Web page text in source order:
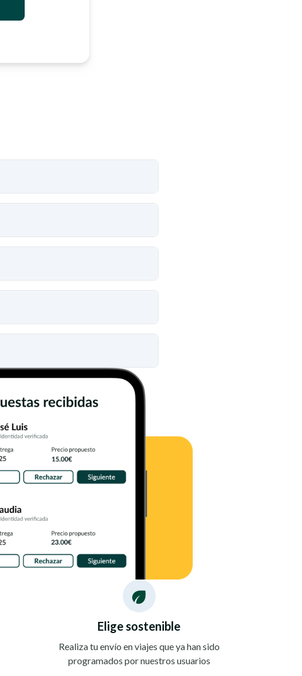
Elige sostenible
Realiza tu envío en viajes que ya han sido
programados por nuestros usuarios